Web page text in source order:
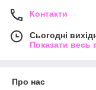
Контакти
Сьогодні
Показати весь
Про нас